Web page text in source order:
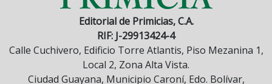
Editorial de Primicias, C.A.
RIF: J-29913424-4
Calle Cuchivero, Edificio Torre Atlantis, Piso Mezanina 1,
Local 2, Zona Alta Vista.
Ciudad Guayana, Municipio Caroní, Edo. Bolívar,